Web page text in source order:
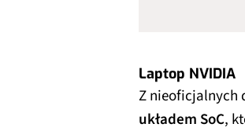
Laptop NVIDIA
Z nieoficjalnych
układem SoC,